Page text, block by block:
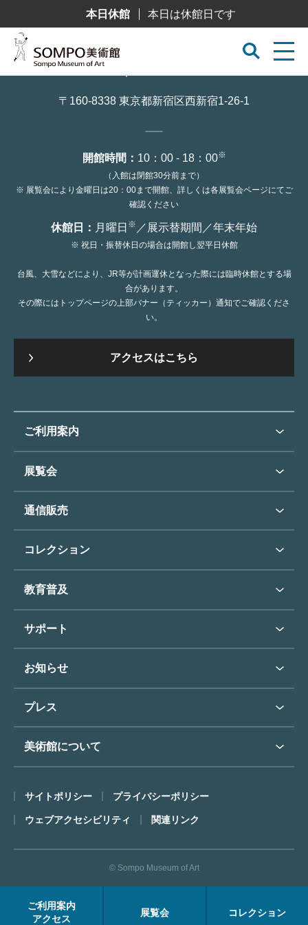
テ
本日休館 本日は休館日です
ご利用案内
アクセス
展覧会 コレクション
〒160-8338 東京都新宿区西新宿1-26-1
開館時間： 10：00 - 18：00※
（入館は閉館30分前まで）
※ 展覧会により金曜日は20：00まで開館、詳しくは各展覧会ページにてご
確認ください
休館日： 月曜日 ※ ／展示替期間／年末年始
※ 祝日・振替休日の場合は開館し翌平日休館
台風、大雪などにより、JR等が計画運休となった際には臨時休館とする場
合があります。
その際にはトップページの上部バナー（ティッカー）通知でご確認くださ
い。
アクセスはこちら
ご利用案内
ご利用案内トップ
開館時間・休館日
アクセス
団体のご利用について
バリアフリー／小さなお子様
フロアマップ
ミュージアムショップ
カフェ
展覧会
展覧会・イベントトップ
次回の展覧会
展覧会スケジュール
過去の展覧会
通信販売
通信販売トップ
コレクション
コレクショントップ
東郷青児
コレクションハイライト
教育普及
教育普及トップ
オンラインで美術鑑賞
博物館実習について
サポート
よくあるご質問
東郷⻘児作品著作権申請
お知らせ
お知らせトップ
プレス
プレスリリーストップ
美術館について
ごあいさつ
コンセプト
沿革
FACEアーカイブス
サイトポリシー プライバシーポリシー
ウェブアクセシビリティ 関連リンク
© Sompo Museum of Art